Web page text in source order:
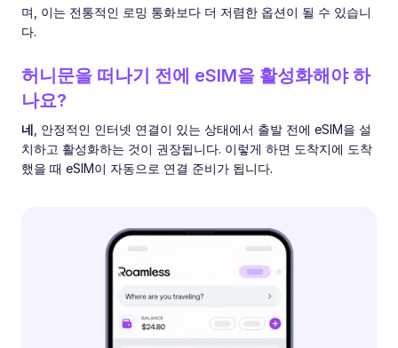
며, 이는 전통적인 로밍 통화보다 더 저렴한 옵션이 될 수 있습니
다.
허니문을 떠나기 전에 eSIM을 활성화해야 하
나요?
네 , 안정적인 인터넷 연결이 있는 상태에서 출발 전에 eSIM을 설
치하고 활성화하는 것이 권장됩니다. 이렇게 하면 도착지에 도착
했을 때 eSIM이 자동으로 연결 준비가 됩니다.